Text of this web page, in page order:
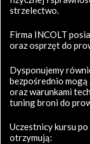
strzelectwo.
Firma INCOLT
oraz osprzęt do
Dysponujemy
bezpośrednio mogą
oraz warunkami
tuning broni do
Uczestnicy kursu
otrzymują: